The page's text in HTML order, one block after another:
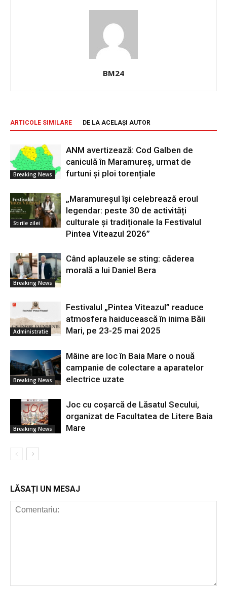
BM24
ARTICOLE SIMILARE DE LA ACELAȘI AUTOR
Breaking News
ANM avertizează: Cod Galben de
caniculă în Maramureș, urmat de
furtuni și ploi torențiale
Stirile zilei
„Maramureșul își celebrează eroul
legendar: peste 30 de activități
culturale și tradiționale la Festivalul
Pintea Viteazul 2026”
Breaking News
Când aplauzele se sting: căderea
morală a lui Daniel Bera
Administratie
Festivalul „Pintea Viteazul” readuce
atmosfera haiducească în inima Băii
Mari, pe 23-25 mai 2025
Breaking News
Mâine are loc în Baia Mare o nouă
campanie de colectare a aparatelor
electrice uzate
Breaking News
Joc cu coșarcă de Lăsatul Secului,
organizat de Facultatea de Litere Baia
Mare
LĂSAȚI UN MESAJ